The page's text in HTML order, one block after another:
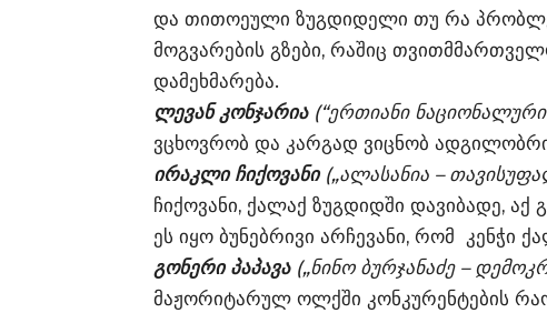
და თითოეული ზუგდიდელი თუ რა
მოგვარების გზები, რაშიც
დამეხმარება.
ლევან კონჯარია (“ერთიანი
ვცხოვრობ და კარგად ვიცნობ
ირაკლი ჩიქოვანი („ალასანია –
ჩიქოვანი, ქალაქ ზუგდიდში დავიბადე, აქ
ეს იყო ბუნებრივი არჩევანი, რომ კენჭი
გონერი პაპავა („ნინო ბურჯანაძე –
მაჟორიტარულ ოლქში კონკურენტების